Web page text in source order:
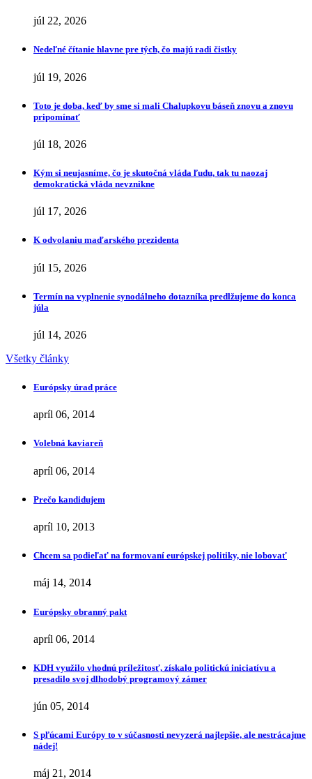
júl 22, 2026
Nedeľné čítanie hlavne pre tých, čo majú radi čistky
júl 19, 2026
Toto je doba, keď by sme si mali Chalupkovu báseň znovu a znovu
pripomínať
júl 18, 2026
Kým si neujasníme, čo je skutočná vláda ľudu, tak tu naozaj
demokratická vláda nevznikne
júl 17, 2026
K odvolaniu maďarského prezidenta
júl 15, 2026
Termín na vyplnenie synodálneho dotazníka predlžujeme do konca
júla
júl 14, 2026
Všetky články
Európsky úrad práce
apríl 06, 2014
Volebná kaviareň
apríl 06, 2014
Prečo kandidujem
apríl 10, 2013
Chcem sa podieľať na formovaní európskej politiky, nie lobovať
máj 14, 2014
Európsky obranný pakt
apríl 06, 2014
KDH využilo vhodnú príležitosť, získalo politickú iniciatívu a
presadilo svoj dlhodobý programový zámer
jún 05, 2014
S pľúcami Európy to v súčasnosti nevyzerá najlepšie, ale nestrácajme
nádej!
máj 21, 2014